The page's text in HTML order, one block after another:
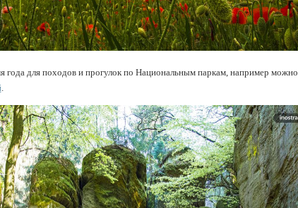
года для походов и прогулок по Национальным паркам, например можно
.